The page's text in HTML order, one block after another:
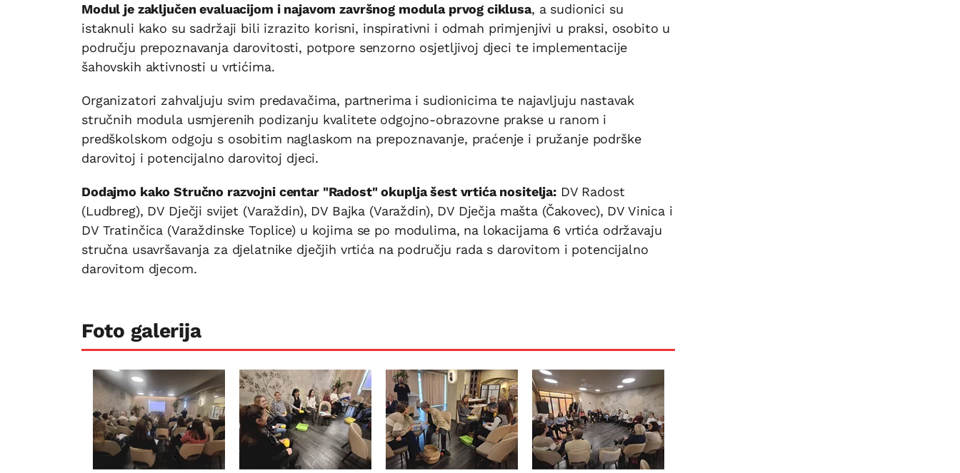
Modul je zaključen evaluacijom i najavom završnog modula prvog ciklusa, a sudionici su
istaknuli kako su sadržaji bili izrazito korisni, inspirativni i odmah primjenjivi u praksi, osobito u
području prepoznavanja darovitosti, potpore senzorno osjetljivoj djeci te implementacije
šahovskih aktivnosti u vrtićima.
Organizatori zahvaljuju svim predavačima, partnerima i sudionicima te najavljuju nastavak
stručnih modula usmjerenih podizanju kvalitete odgojno-obrazovne prakse u ranom i
predškolskom odgoju s osobitim naglaskom na prepoznavanje, praćenje i pružanje podrške
darovitoj i potencijalno darovitoj djeci.
Dodajmo kako Stručno razvojni centar "Radost" okuplja šest vrtića nositelja: DV Radost
(Ludbreg), DV Dječji svijet (Varaždin), DV Bajka (Varaždin), DV Dječja mašta (Čakovec), DV Vinica i
DV Tratinčica (Varaždinske Toplice) u kojima se po modulima, na lokacijama 6 vrtića održavaju
stručna usavršavanja za djelatnike dječjih vrtića na području rada s darovitom i potencijalno
darovitom djecom.
Foto galerija